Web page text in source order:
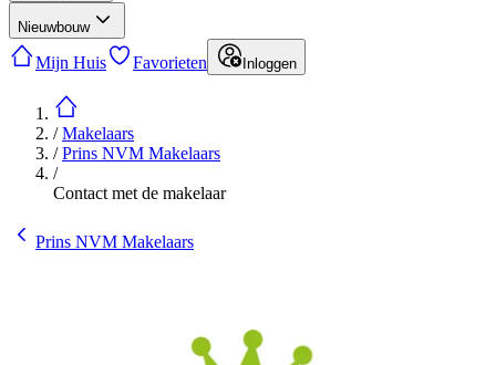
Nieuwbouw
Mijn Huis Favorieten Inloggen
/Makelaars
/Prins NVM Makelaars
/
Contact met de makelaar
Prins NVM Makelaars